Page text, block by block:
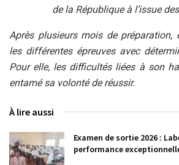
de la République à l’issue
Après plusieurs mois de préparation,
les différentes épreuves avec
Pour elle, les difficultés liées à son
entamé sa volonté de réussir.
À lire aussi
Examen de sortie 2026 :
performance